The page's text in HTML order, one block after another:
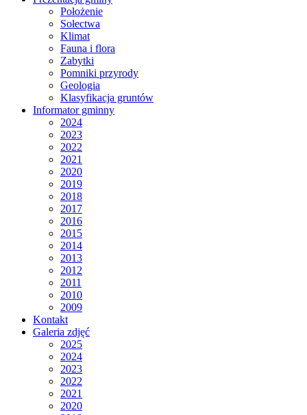
Położenie
Sołectwa
Klimat
Fauna i flora
Zabytki
Pomniki przyrody
Geologia
Klasyfikacja gruntów
Informator gminny
2024
2023
2022
2021
2020
2019
2018
2017
2016
2015
2014
2013
2012
2011
2010
2009
Kontakt
Galeria zdjęć
2025
2024
2023
2022
2021
2020